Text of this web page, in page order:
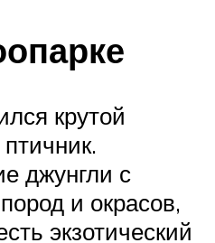
крутой
джунгли с
и окрасов,
экзотический